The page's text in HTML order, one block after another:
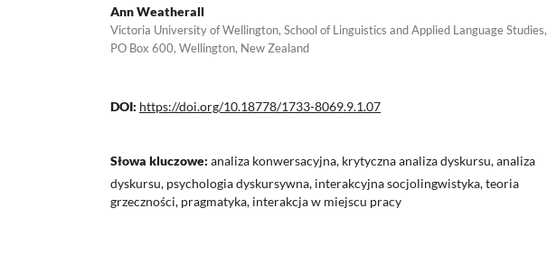
Ann Weatherall
Victoria University of Wellington, School of Linguistics and Applied Language Studies,
PO Box 600, Wellington, New Zealand
DOI: https://doi.org/10.18778/1733-8069.9.1.07
Słowa kluczowe: analiza konwersacyjna, krytyczna analiza dyskursu, analiza
dyskursu, psychologia dyskursywna, interakcyjna socjolingwistyka, teoria
grzeczności, pragmatyka, interakcja w miejscu pracy